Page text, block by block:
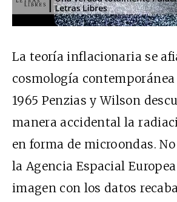
La teoría inflacionaria se
cosmología
1965 Penzias y Wilson
manera accidental la
en forma de microondas.
la Agencia Espacial
imagen con los datos